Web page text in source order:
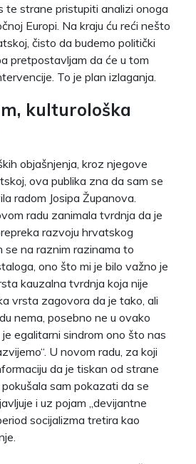
te strane pristupiti analizi onoga
Europi. Na kraju ću reći nešto
čisto da budemo politički
pretpostavljam da će u tom
To je plan izlaganja.
kulturološka
objašnjenja, kroz njegove
ova publika zna da sam se
radom Josipa Županova.
radu zanimala tvrdnja da je
razvoju hrvatskog
se na raznim razinama to
ono što mi je bilo važno je
kauzalna tvrdnja koja nije
vrsta zagovora da je tako, ali
nema, posebno ne u ovako
egalitarni sindrom ono što nas
U novom radu, za koji
da je tiskan od strane
sam pokazati da se
i uz pojam „devijantne
socijalizma tretira kao